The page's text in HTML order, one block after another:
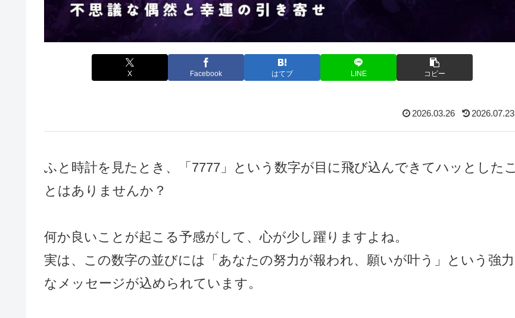
X Facebook はてブ LINE コピー
2026.03.26 2026.07.23
ふと時計を見たとき、「7777」という数字が目に飛び込んできてハッとしたこ
とはありませんか？
何か良いことが起こる予感がして、心が少し躍りますよね。
実は、この数字の並びには「あなたの努力が報われ、願いが叶う」という強力
なメッセージが込められています。